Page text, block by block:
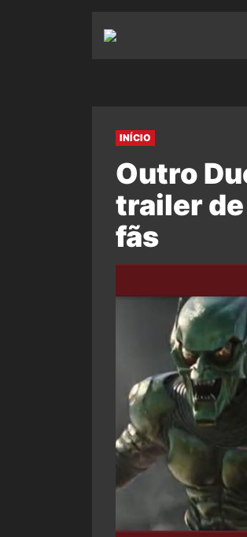
INÍCIO
Outro
trailer
fãs